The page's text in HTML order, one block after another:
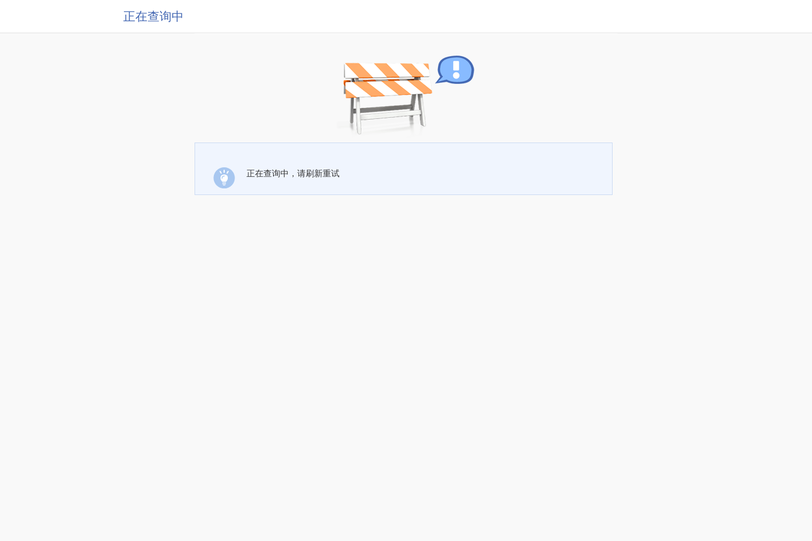
正在查询中
正在查询中，请刷新重试